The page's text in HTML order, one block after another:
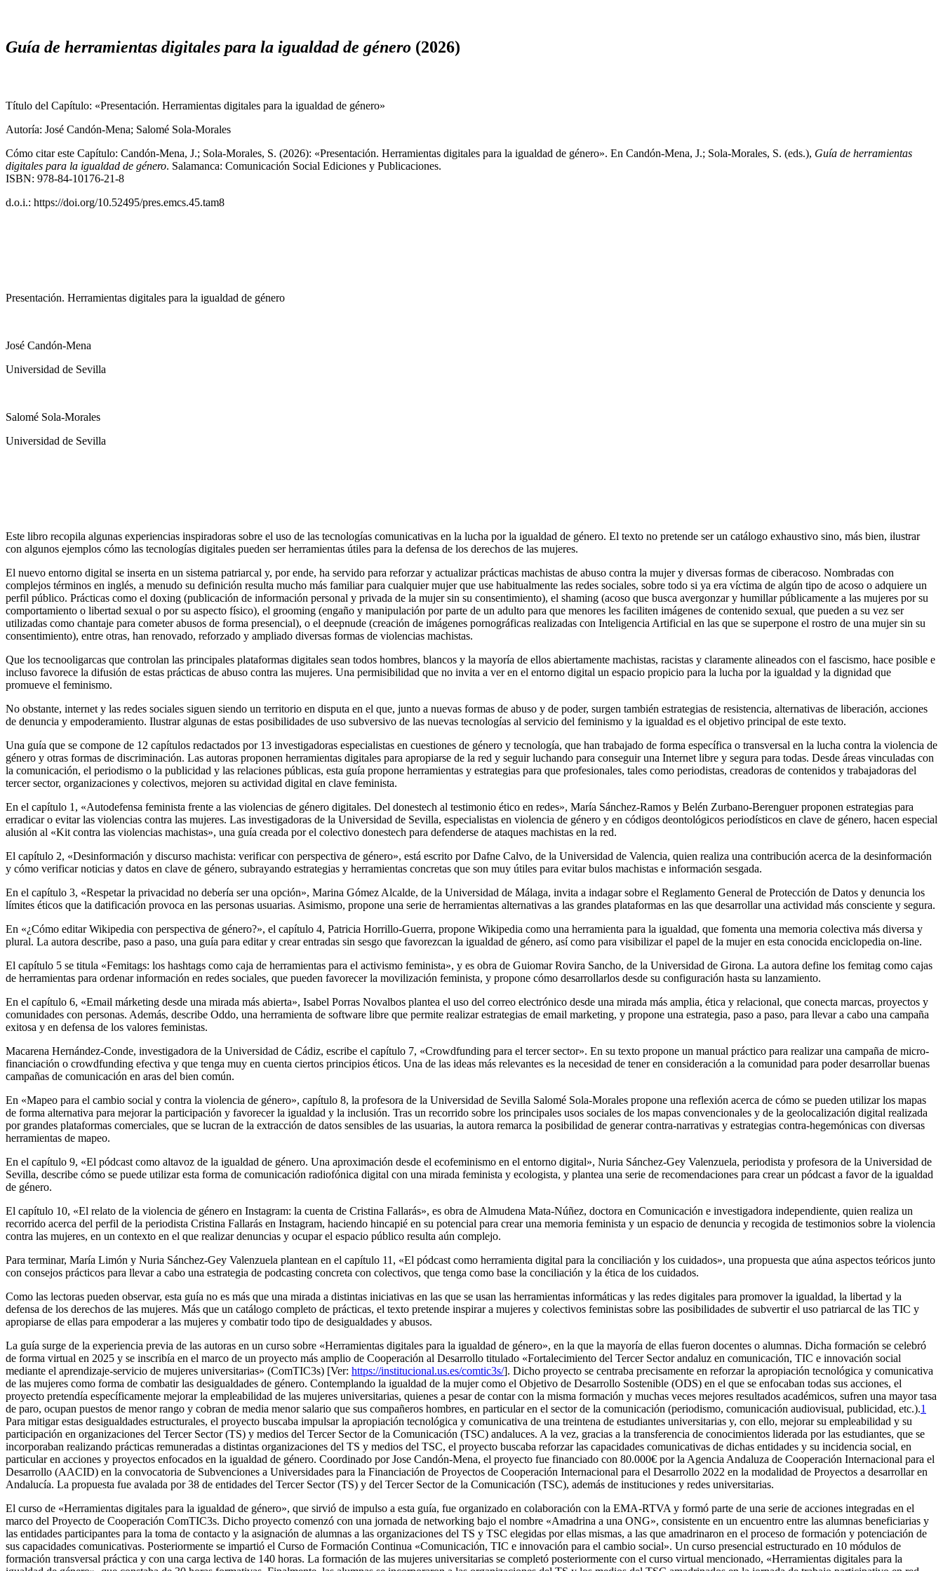
Guía de herramientas digitales para la igualdad de género (2026)
Título del Capítulo: «Presentación. Herramientas digitales para la igualdad de género»
Autoría: José Candón-Mena; Salomé Sola-Morales
Cómo citar este Capítulo: Candón-Mena, J.; Sola-Morales, S. (2026): «Presentación. Herramientas digitales para la igualdad de género». En Candón-Mena, J.; Sola-Morales, S. (eds.), Guía de herramientas
digitales para la igualdad de género. Salamanca: Comunicación Social Ediciones y Publicaciones.
ISBN: 978-84-10176-21-8
d.o.i.: https://doi.org/10.52495/pres.emcs.45.tam8
Presentación. Herramientas digitales para la igualdad de género
José Candón-Mena
Universidad de Sevilla
Salomé Sola-Morales
Universidad de Sevilla
Este libro recopila algunas experiencias inspiradoras sobre el uso de las tecnologías comunicativas en la lucha por la igualdad de género. El texto no pretende ser un catálogo exhaustivo sino, más bien, ilustrar
con algunos ejemplos cómo las tecnologías digitales pueden ser herramientas útiles para la defensa de los derechos de las mujeres.
El nuevo entorno digital se inserta en un sistema patriarcal y, por ende, ha servido para reforzar y actualizar prácticas machistas de abuso contra la mujer y diversas formas de ciberacoso. Nombradas con
complejos términos en inglés, a menudo su definición resulta mucho más familiar para cualquier mujer que use habitualmente las redes sociales, sobre todo si ya era víctima de algún tipo de acoso o adquiere un
perfil público. Prácticas como el doxing (publicación de información personal y privada de la mujer sin su consentimiento), el shaming (acoso que busca avergonzar y humillar públicamente a las mujeres por su
comportamiento o libertad sexual o por su aspecto físico), el grooming (engaño y manipulación por parte de un adulto para que menores les faciliten imágenes de contenido sexual, que pueden a su vez ser
utilizadas como chantaje para cometer abusos de forma presencial), o el deepnude (creación de imágenes pornográficas realizadas con Inteligencia Artificial en las que se superpone el rostro de una mujer sin su
consentimiento), entre otras, han renovado, reforzado y ampliado diversas formas de violencias machistas.
Que los tecnooligarcas que controlan las principales plataformas digitales sean todos hombres, blancos y la mayoría de ellos abiertamente machistas, racistas y claramente alineados con el fascismo, hace posible e
incluso favorece la difusión de estas prácticas de abuso contra las mujeres. Una permisibilidad que no invita a ver en el entorno digital un espacio propicio para la lucha por la igualdad y la dignidad que
promueve el feminismo.
No obstante, internet y las redes sociales siguen siendo un territorio en disputa en el que, junto a nuevas formas de abuso y de poder, surgen también estrategias de resistencia, alternativas de liberación, acciones
de denuncia y empoderamiento. Ilustrar algunas de estas posibilidades de uso subversivo de las nuevas tecnologías al servicio del feminismo y la igualdad es el objetivo principal de este texto.
Una guía que se compone de 12 capítulos redactados por 13 investigadoras especialistas en cuestiones de género y tecnología, que han trabajado de forma específica o transversal en la lucha contra la violencia de
género y otras formas de discriminación. Las autoras proponen herramientas digitales para apropiarse de la red y seguir luchando para conseguir una Internet libre y segura para todas. Desde áreas vinculadas con
la comunicación, el periodismo o la publicidad y las relaciones públicas, esta guía propone herramientas y estrategias para que profesionales, tales como periodistas, creadoras de contenidos y trabajadoras del
tercer sector, organizaciones y colectivos, mejoren su actividad digital en clave feminista.
En el capítulo 1, «Autodefensa feminista frente a las violencias de género digitales. Del donestech al testimonio ético en redes», María Sánchez-Ramos y Belén Zurbano-Berenguer proponen estrategias para
erradicar o evitar las violencias contra las mujeres. Las investigadoras de la Universidad de Sevilla, especialistas en violencia de género y en códigos deontológicos periodísticos en clave de género, hacen especial
alusión al «Kit contra las violencias machistas», una guía creada por el colectivo donestech para defenderse de ataques machistas en la red.
El capítulo 2, «Desinformación y discurso machista: verificar con perspectiva de género», está escrito por Dafne Calvo, de la Universidad de Valencia, quien realiza una contribución acerca de la desinformación
y cómo verificar noticias y datos en clave de género, subrayando estrategias y herramientas concretas que son muy útiles para evitar bulos machistas e información sesgada.
En el capítulo 3, «Respetar la privacidad no debería ser una opción», Marina Gómez Alcalde, de la Universidad de Málaga, invita a indagar sobre el Reglamento General de Protección de Datos y denuncia los
límites éticos que la datificación provoca en las personas usuarias. Asimismo, propone una serie de herramientas alternativas a las grandes plataformas en las que desarrollar una actividad más consciente y segura.
En «¿Cómo editar Wikipedia con perspectiva de género?», el capítulo 4, Patricia Horrillo-Guerra, propone Wikipedia como una herramienta para la igualdad, que fomenta una memoria colectiva más diversa y
plural. La autora describe, paso a paso, una guía para editar y crear entradas sin sesgo que favorezcan la igualdad de género, así como para visibilizar el papel de la mujer en esta conocida enciclopedia on-line.
El capítulo 5 se titula «Femitags: los hashtags como caja de herramientas para el activismo feminista», y es obra de Guiomar Rovira Sancho, de la Universidad de Girona. La autora define los femitag como cajas
de herramientas para ordenar información en redes sociales, que pueden favorecer la movilización feminista, y propone cómo desarrollarlos desde su configuración hasta su lanzamiento.
En el capítulo 6, «Email márketing desde una mirada más abierta», Isabel Porras Novalbos plantea el uso del correo electrónico desde una mirada más amplia, ética y relacional, que conecta marcas, proyectos y
comunidades con personas. Además, describe Oddo, una herramienta de software libre que permite realizar estrategias de email marketing, y propone una estrategia, paso a paso, para llevar a cabo una campaña
exitosa y en defensa de los valores feministas.
Macarena Hernández-Conde, investigadora de la Universidad de Cádiz, escribe el capítulo 7, «Crowdfunding para el tercer sector». En su texto propone un manual práctico para realizar una campaña de micro-
financiación o crowdfunding efectiva y que tenga muy en cuenta ciertos principios éticos. Una de las ideas más relevantes es la necesidad de tener en consideración a la comunidad para poder desarrollar buenas
campañas de comunicación en aras del bien común.
En «Mapeo para el cambio social y contra la violencia de género», capítulo 8, la profesora de la Universidad de Sevilla Salomé Sola-Morales propone una reflexión acerca de cómo se pueden utilizar los mapas
de forma alternativa para mejorar la participación y favorecer la igualdad y la inclusión. Tras un recorrido sobre los principales usos sociales de los mapas convencionales y de la geolocalización digital realizada
por grandes plataformas comerciales, que se lucran de la extracción de datos sensibles de las usuarias, la autora remarca la posibilidad de generar contra-narrativas y estrategias contra-hegemónicas con diversas
herramientas de mapeo.
En el capítulo 9, «El pódcast como altavoz de la igualdad de género. Una aproximación desde el ecofeminismo en el entorno digital», Nuria Sánchez-Gey Valenzuela, periodista y profesora de la Universidad de
Sevilla, describe cómo se puede utilizar esta forma de comunicación radiofónica digital con una mirada feminista y ecologista, y plantea una serie de recomendaciones para crear un pódcast a favor de la igualdad
de género.
El capítulo 10, «El relato de la violencia de género en Instagram: la cuenta de Cristina Fallarás», es obra de Almudena Mata-Núñez, doctora en Comunicación e investigadora independiente, quien realiza un
recorrido acerca del perfil de la periodista Cristina Fallarás en Instagram, haciendo hincapié en su potencial para crear una memoria feminista y un espacio de denuncia y recogida de testimonios sobre la violencia
contra las mujeres, en un contexto en el que realizar denuncias y ocupar el espacio público resulta aún complejo.
Para terminar, María Limón y Nuria Sánchez-Gey Valenzuela plantean en el capítulo 11, «El pódcast como herramienta digital para la conciliación y los cuidados», una propuesta que aúna aspectos teóricos junto
con consejos prácticos para llevar a cabo una estrategia de podcasting concreta con colectivos, que tenga como base la conciliación y la ética de los cuidados.
Como las lectoras pueden observar, esta guía no es más que una mirada a distintas iniciativas en las que se usan las herramientas informáticas y las redes digitales para promover la igualdad, la libertad y la
defensa de los derechos de las mujeres. Más que un catálogo completo de prácticas, el texto pretende inspirar a mujeres y colectivos feministas sobre las posibilidades de subvertir el uso patriarcal de las TIC y
apropiarse de ellas para empoderar a las mujeres y combatir todo tipo de desigualdades y abusos.
La guía surge de la experiencia previa de las autoras en un curso sobre «Herramientas digitales para la igualdad de género», en la que la mayoría de ellas fueron docentes o alumnas. Dicha formación se celebró
de forma virtual en 2025 y se inscribía en el marco de un proyecto más amplio de Cooperación al Desarrollo titulado «Fortalecimiento del Tercer Sector andaluz en comunicación, TIC e innovación social
mediante el aprendizaje-servicio de mujeres universitarias» (ComTIC3s) [Ver: https://institucional.us.es/comtic3s/]. Dicho proyecto se centraba precisamente en reforzar la apropiación tecnológica y comunicativa
de las mujeres como forma de combatir las desigualdades de género. Contemplando la igualdad de la mujer como el Objetivo de Desarrollo Sostenible (ODS) en el que se enfocaban todas sus acciones, el
proyecto pretendía específicamente mejorar la empleabilidad de las mujeres universitarias, quienes a pesar de contar con la misma formación y muchas veces mejores resultados académicos, sufren una mayor tasa
de paro, ocupan puestos de menor rango y cobran de media menor salario que sus compañeros hombres, en particular en el sector de la comunicación (periodismo, comunicación audiovisual, publicidad, etc.).1
Para mitigar estas desigualdades estructurales, el proyecto buscaba impulsar la apropiación tecnológica y comunicativa de una treintena de estudiantes universitarias y, con ello, mejorar su empleabilidad y su
participación en organizaciones del Tercer Sector (TS) y medios del Tercer Sector de la Comunicación (TSC) andaluces. A la vez, gracias a la transferencia de conocimientos liderada por las estudiantes, que se
incorporaban realizando prácticas remuneradas a distintas organizaciones del TS y medios del TSC, el proyecto buscaba reforzar las capacidades comunicativas de dichas entidades y su incidencia social, en
particular en acciones y proyectos enfocados en la igualdad de género. Coordinado por Jose Candón-Mena, el proyecto fue financiado con 80.000€ por la Agencia Andaluza de Cooperación Internacional para el
Desarrollo (AACID) en la convocatoria de Subvenciones a Universidades para la Financiación de Proyectos de Cooperación Internacional para el Desarrollo 2022 en la modalidad de Proyectos a desarrollar en
Andalucía. La propuesta fue avalada por 38 de entidades del Tercer Sector (TS) y del Tercer Sector de la Comunicación (TSC), además de instituciones y redes universitarias.
El curso de «Herramientas digitales para la igualdad de género», que sirvió de impulso a esta guía, fue organizado en colaboración con la EMA-RTVA y formó parte de una serie de acciones integradas en el
marco del Proyecto de Cooperación ComTIC3s. Dicho proyecto comenzó con una jornada de networking bajo el nombre «Amadrina a una ONG», consistente en un encuentro entre las alumnas beneficiarias y
las entidades participantes para la toma de contacto y la asignación de alumnas a las organizaciones del TS y TSC elegidas por ellas mismas, a las que amadrinaron en el proceso de formación y potenciación de
sus capacidades comunicativas. Posteriormente se impartió el Curso de Formación Continua «Comunicación, TIC e innovación para el cambio social». Un curso presencial estructurado en 10 módulos de
formación transversal práctica y con una carga lectiva de 140 horas. La formación de las mujeres universitarias se completó posteriormente con el curso virtual mencionado, «Herramientas digitales para la